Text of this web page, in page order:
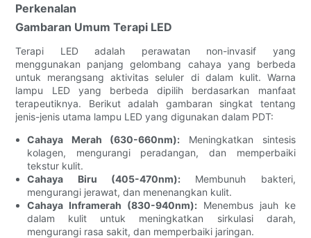
Perkenalan
Gambaran Umum Terapi LED
Terapi LED adalah perawatan non-invasif yang
menggunakan panjang gelombang cahaya yang berbeda
untuk merangsang aktivitas seluler di dalam kulit. Warna
lampu LED yang berbeda dipilih berdasarkan manfaat
terapeutiknya. Berikut adalah gambaran singkat tentang
jenis-jenis utama lampu LED yang digunakan dalam PDT:
Cahaya Merah (630-660nm): Meningkatkan sintesis
kolagen, mengurangi peradangan, dan memperbaiki
tekstur kulit.
Cahaya Biru (405-470nm):Membunuh bakteri,
mengurangi jerawat, dan menenangkan kulit.
Cahaya Inframerah (830-940nm):Menembus jauh ke
dalam kulit untuk meningkatkan sirkulasi darah,
mengurangi rasa sakit, dan memperbaiki jaringan.